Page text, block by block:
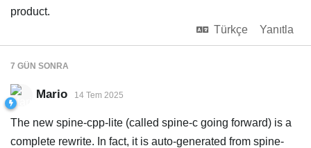
product.
Türkçe
Yanıtla
7 GÜN SONRA
Mario 14 Tem 2025
The new spine-cpp-lite (called spine-c going forward) is a
complete rewrite. In fact, it is auto-generated from spine-